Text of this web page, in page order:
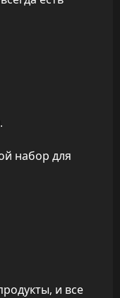
набор для
и все